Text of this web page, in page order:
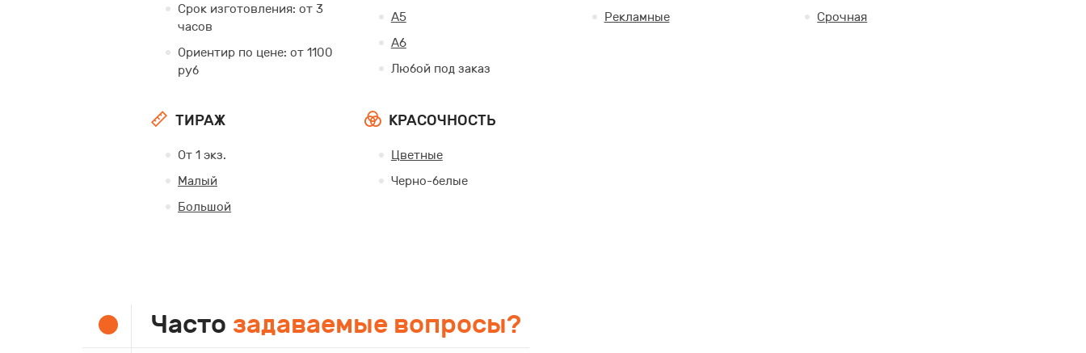
Срок изготовления: от 3
часов
Ориентир по цене: от 1100
руб
А5
А6
Любой под заказ
Рекламные
Срочная
ТИРАЖ
От 1 экз.
Малый
Большой
КРАСОЧНОСТЬ
Цветные
Черно-белые
Часто задаваемые вопросы?